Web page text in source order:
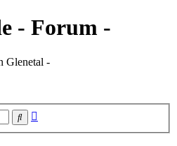
- Forum -
Glenetal -
Suche